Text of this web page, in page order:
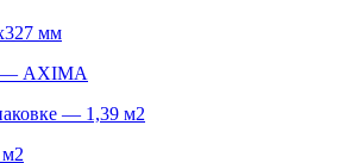
мм
— AXIMA
— 1,39 м2
м2